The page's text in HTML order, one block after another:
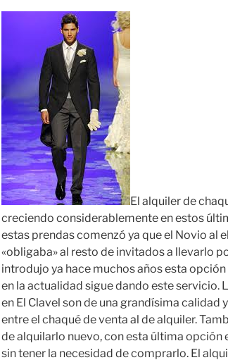
El alquiler de
creciendo considerablemente en estos
estas prendas comenzó ya que el Novio al
«obligaba» al resto de invitados a llevarlo
introdujo ya hace muchos años esta
en la actualidad sigue dando este servicio.
en El Clavel son de una grandísima calidad
entre el chaqué de venta al de alquiler.
de alquilarlo nuevo, con esta última opción
sin tener la necesidad de comprarlo. El